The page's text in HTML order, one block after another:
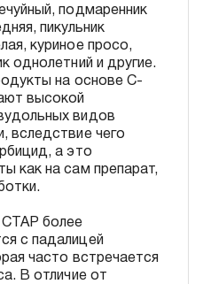
подмаренник
пикульник
куриное просо,
однолетний и другие.
на основе С-
высокой
видов
вследствие чего
а это
как на сам препарат,
более
с падалицей
часто встречается
В отличие от